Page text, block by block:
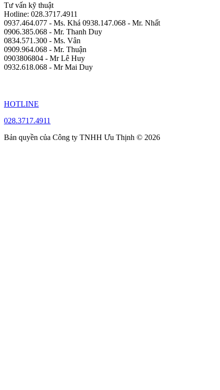
Tư vấn kỹ thuật
Hotline: 028.3717.4911
0937.464.077 - Ms. Khá 0938.147.068 - Mr. Nhất
0906.385.068 - Mr. Thanh Duy
0834.571.300 - Ms. Vân
0909.964.068 - Mr. Thuận
0903806804 - Mr Lê Huy
0932.618.068 - Mr Mai Duy
HOTLINE
028.3717.4911
Bản quyền của Công ty TNHH Ưu Thịnh © 2026